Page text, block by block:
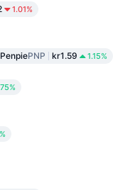
1.01%
PenpiePNP kr1.59 1.15%